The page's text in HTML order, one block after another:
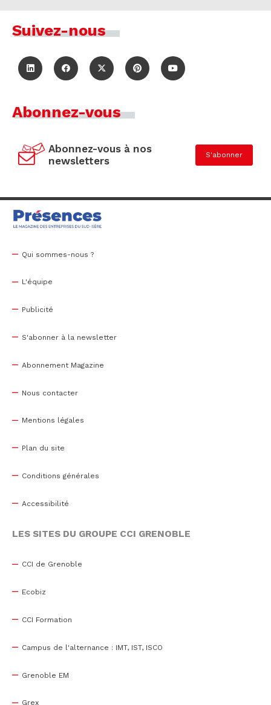
Suivez-nous
Abonnez-vous
Abonnez-vous à nos
newsletters
S'abonner
Qui sommes-nous ?
L'équipe
Publicité
S'abonner à la newsletter
Abonnement Magazine
Nous contacter
Mentions légales
Plan du site
Conditions générales
Accessibilité
LES SITES DU GROUPE CCI GRENOBLE
CCI de Grenoble
Ecobiz
CCI Formation
Campus de l'alternance : IMT, IST, ISCO
Grenoble EM
Grex